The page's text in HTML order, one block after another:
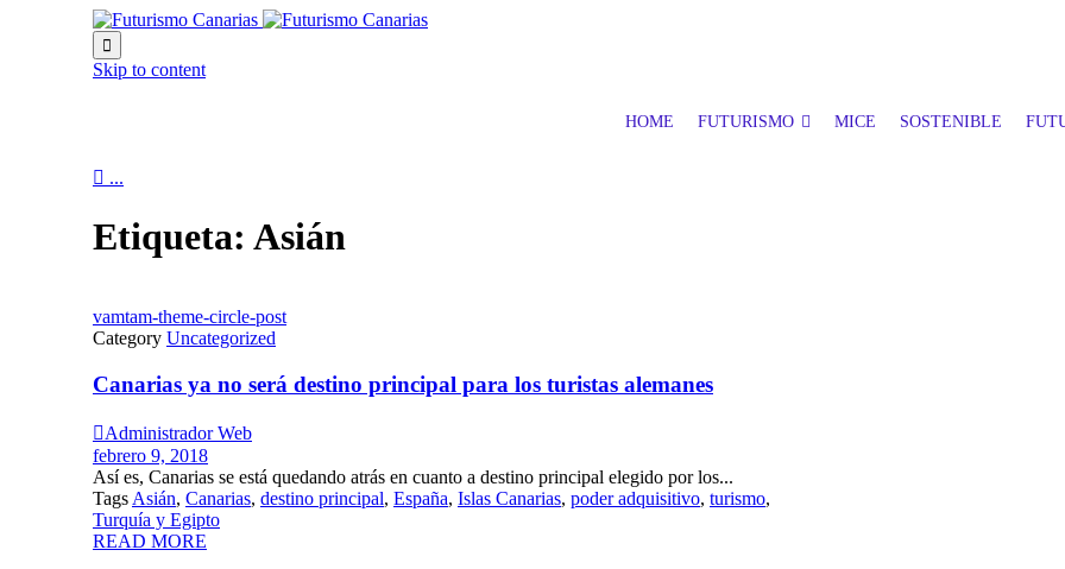

Skip to content
HOME FUTURISMO MICE SOSTENIBLE
 ...
Etiqueta: Asián
vamtam-theme-circle-post
Category Uncategorized
Canarias ya no será destino principal para los turistas alemanes
Administrador Web
febrero 9, 2018
Así es, Canarias se está quedando atrás en cuanto a destino principal elegido por los...
Tags Asián, Canarias, destino principal, España, Islas Canarias, poder adquisitivo, turismo,
Turquía y Egipto
READ MORE